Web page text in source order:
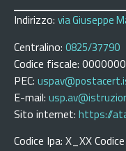
Indirizzo: via Giuseppe
Centralino: 0825/37790
Codice fiscale: 0000000
PEC:
E-mail:
Sito internet: https://
Codice Ipa: X_XX